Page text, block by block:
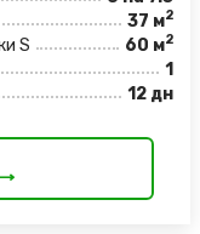
37 м2
S 60 м2
1
12 дн